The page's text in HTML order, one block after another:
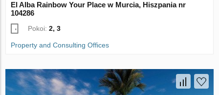
El Alba Rainbow Your Place w Murcia, Hiszpania nr
104286
Pokoi:2, 3
Property and Consulting Offices